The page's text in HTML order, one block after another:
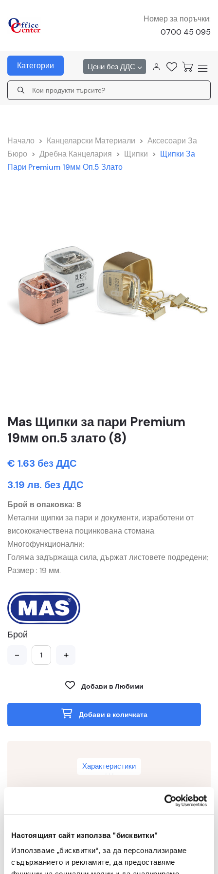
Настоящият сайт използва "бисквитки"
Използваме „бисквитки“, за да персонализираме
съдържанието и рекламите, да предоставяме
Номер за поръчки:
0700 45 095
Категории Цени без ДДС
Начало > Канцеларски Материали > Аксесоари За
Бюро > Дребна Канцелария > Щипки > Щипки За
Пари Premium 19мм Оп.5 Злато
Mas Щипки за пари Premium
19мм оп.5 злато (8)
€ 1.63 без ДДС
3.19 лв. без ДДС
Брой в опаковка: 8
Метални щипки за пари и документи, изработени от
висококачествена поцинкована стомана.
Многофункционални;
Голяма задържаща сила, държат листовете подредени;
Размер : 19 мм.
Брой
- +
Добави в Любими
Добави в количката
Характеристики
Материал Метал